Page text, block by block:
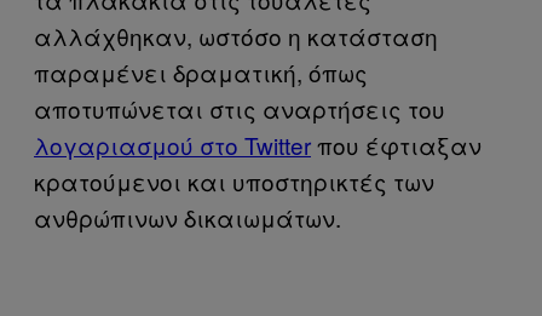
αλλάχθηκαν, ωστόσο η κατάσταση
παραμένει δραματική, όπως
αποτυπώνεται στις αναρτήσεις του
λογαριασμού στο Twitterπου έφτιαξαν
κρατούμενοι και υποστηρικτές των
ανθρώπινων δικαιωμάτων.